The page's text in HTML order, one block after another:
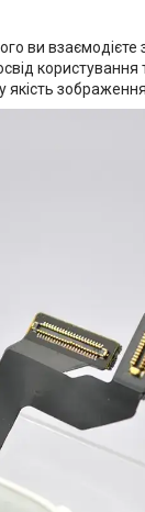
ви взаємодієте
зображення.